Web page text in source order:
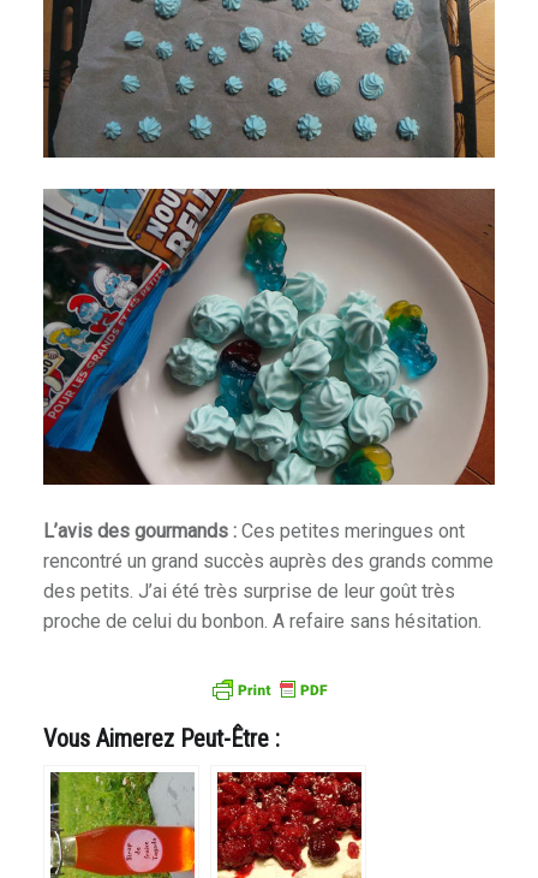
L’avis des gourmands : Ces petites meringues ont
rencontré un grand succès auprès des grands comme
des petits. J’ai été très surprise de leur goût très
proche de celui du bonbon. A refaire sans hésitation.
Vous Aimerez Peut-Être :